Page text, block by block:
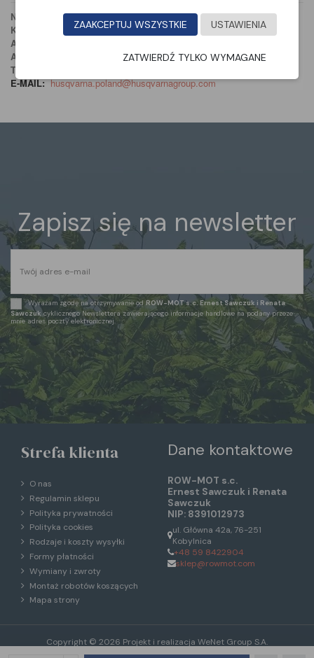
NAZWA PRODUCENTA:Husqvarna AB
KRAJ:
ADRES:
ADRES:
Huskvarna, Sweden
TELEFON
E-MAIL: husqvarna.poland@husqvarnagroup.com
Zapisz się na newsletter
Wyrażam zgodę na otrzymywanie od ROW-MOT s.c. Ernest Sawczuk i Renata
Sawczukcyklicznego Newslettera zawierającego informacje handlowe na podany przeze
mnie adres poczty elektronicznej.
Strefa klienta
O nas
Regulamin sklepu
Polityka prywatności
Polityka cookies
Rodzaje i koszty wysyłki
Formy płatności
Wymiany i zwroty
Montaż robotów koszących
Mapa strony
Dane kontaktowe
ROW-MOT s.c.
Ernest Sawczuk i Renata
Sawczuk
NIP: 8391012973
ul. Główna 42a, 76-251
Kobylnica
+48 59 8422904
sklep@rowmot.com
Copyright © 2026 Projekt i realizacja WeNet Group S.A.
USTAWIENIA
ZAAKCEPTUJ WSZYSTKIE
ZATWIERDŹ TYLKO WYMAGANE